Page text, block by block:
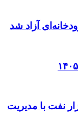
نفت با مدیریت